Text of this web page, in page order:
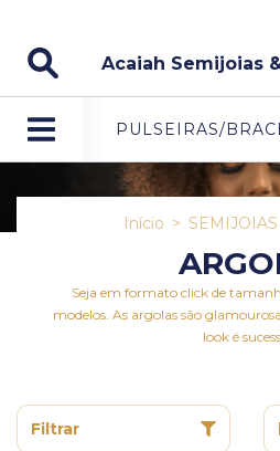
Acaiah Semijoias
PULSEIRAS/
Início > SEMIJOIAS
Seja em formato click de
modelos. As argolas são
look é
Filtrar